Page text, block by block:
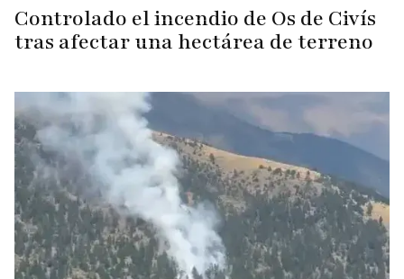
Controlado el incendio de Os de Civís
tras afectar una hectárea de terreno